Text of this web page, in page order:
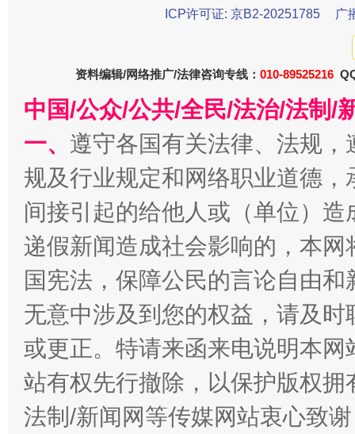
“刷贴”乱象丛生
生
揭批美国五大"原罪" "
ICP许可证: 京B2-20251785
广
资料编辑/网络推广/法律咨询专线： 010-89525216
中国/公众/公共/全民/法治/法制/
一、 遵守各国有关法律、法规
规及行业规定和网络职业道德
间接引起的给他人或（单位）
递假新闻造成社会影响的，本
国宪法，保障公民的言论自由
无意中涉及到您的权益，请及
或更正。特请来函来电说明本
站有权先行撤除，以保护版权
法制/新闻网等传媒网站衷心致